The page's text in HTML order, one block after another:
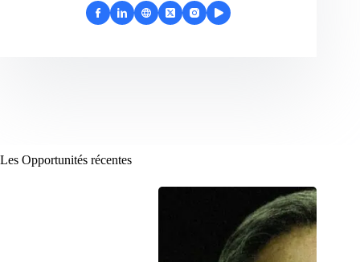
Les Opportunités récentes